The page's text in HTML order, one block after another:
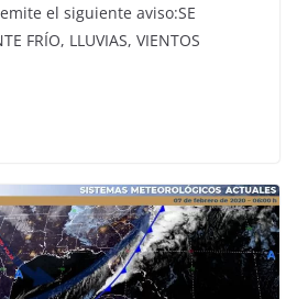
el siguiente aviso:SE
FRÍO, LLUVIAS, VIENTOS